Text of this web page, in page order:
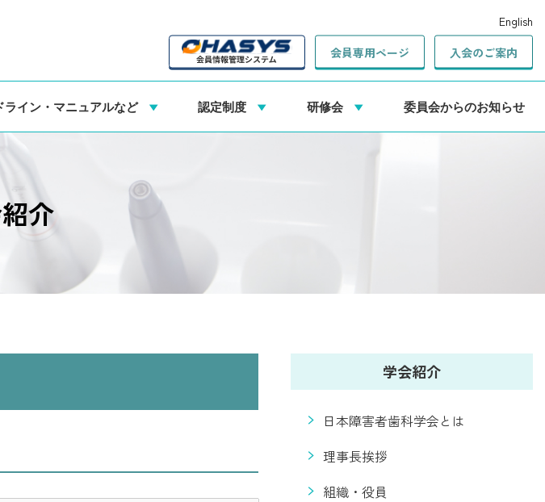
English
会員専用ページ
入会のご案内
ライン・マニュアルなど 認定制度 研修会 委員会からのお知らせ
介
学会紹介
日本障害者歯科学会とは
理事長挨拶
組織・役員